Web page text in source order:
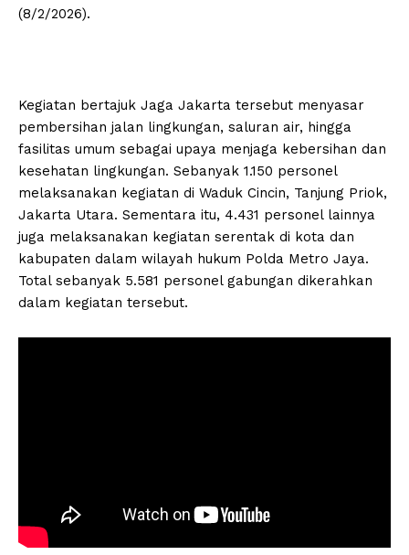
(8/2/2026).
Kegiatan bertajuk Jaga Jakarta tersebut menyasar
pembersihan jalan lingkungan, saluran air, hingga
fasilitas umum sebagai upaya menjaga kebersihan dan
kesehatan lingkungan. Sebanyak 1.150 personel
melaksanakan kegiatan di Waduk Cincin, Tanjung Priok,
Jakarta Utara. Sementara itu, 4.431 personel lainnya
juga melaksanakan kegiatan serentak di kota dan
kabupaten dalam wilayah hukum Polda Metro Jaya.
Total sebanyak 5.581 personel gabungan dikerahkan
dalam kegiatan tersebut.